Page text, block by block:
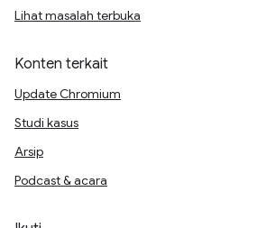
Lihat masalah terbuka
Konten terkait
Update Chromium
Studi kasus
Arsip
Podcast & acara